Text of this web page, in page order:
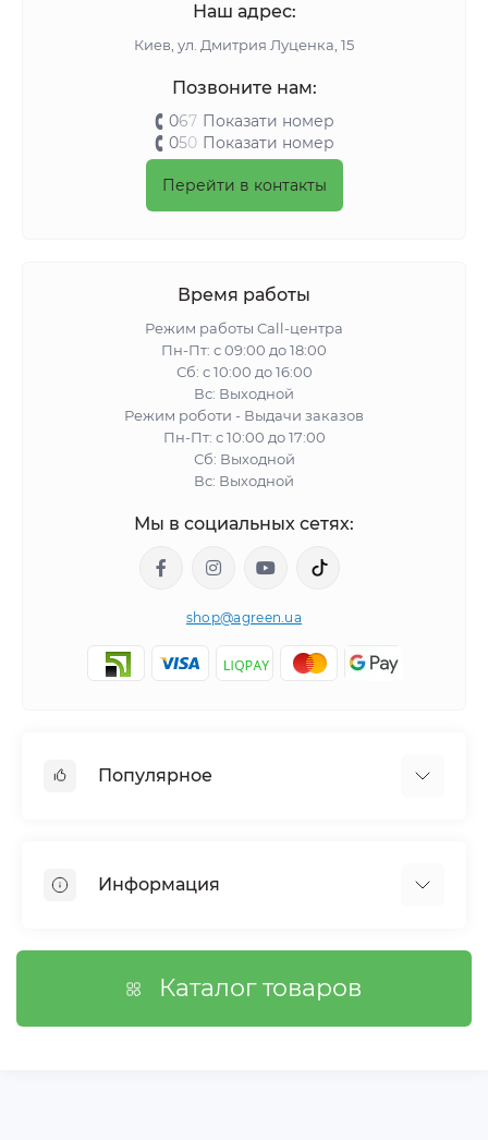
Наш адрес:
Киeв, ул. Дмитрия Луценка, 15
Позвоните нам:
067 Показати номер
050 Показати номер
Перейти в контакты
Время работы
Режим работы Call-центра
Пн-Пт: с 09:00 до 18:00
Сб: с 10:00 до 16:00
Вс: Выходной
Режим роботи - Выдачи заказов
Пн-Пт: с 10:00 до 17:00
Сб: Выходной
Вс: Выходной
Мы в социальных сетях:
shop@agreen.ua
Популярное
Сетка шпалерная
Сетка затеняющая
Информация
Каталог товаров